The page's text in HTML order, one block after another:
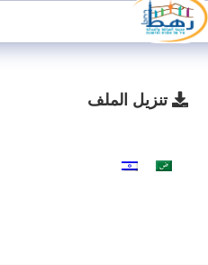
تنزيل الملف